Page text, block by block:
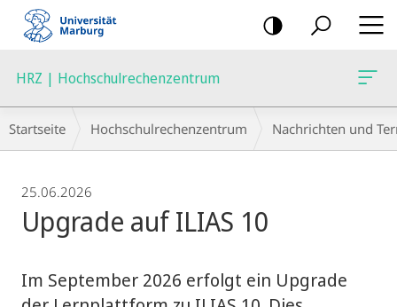
Mobile-
Navigation
HRZ | Hochschulrechenzentrum
Breadcrumb-
Navigation
Startseite Hochschulrechenzentrum Nachrichten und
25.06.2026
Upgrade auf ILIAS 10
Im September 2026 erfolgt ein Upgrade